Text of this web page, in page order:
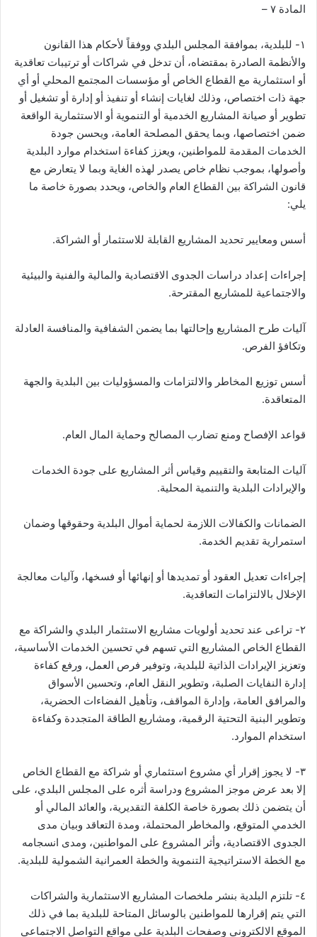
المادة ٧ –
١- للبلدية، بموافقة المجلس البلدي ووفقاً لأحكام هذا القانون
والأنظمة الصادرة بمقتضاه، أن تدخل في شراكات أو ترتيبات تعاقدية
أو استثمارية مع القطاع الخاص أو مؤسسات المجتمع المحلي أو أي
جهة ذات اختصاص، وذلك لغايات إنشاء أو تنفيذ أو إدارة أو تشغيل أو
تطوير أو صيانة المشاريع الخدمية أو التنموية أو الاستثمارية الواقعة
ضمن اختصاصها، وبما يحقق المصلحة العامة، ويحسن جودة
الخدمات المقدمة للمواطنين، ويعزز كفاءة استخدام موارد البلدية
وأصولها، بموجب نظام خاص يصدر لهذه الغاية وبما لا يتعارض مع
قانون الشراكة بين القطاع العام والخاص، ويحدد بصورة خاصة ما
يلي:
أسس ومعايير تحديد المشاريع القابلة للاستثمار أو الشراكة.
إجراءات إعداد دراسات الجدوى الاقتصادية والمالية والفنية والبيئية
والاجتماعية للمشاريع المقترحة.
آليات طرح المشاريع وإحالتها بما يضمن الشفافية والمنافسة العادلة
وتكافؤ الفرص.
أسس توزيع المخاطر والالتزامات والمسؤوليات بين البلدية والجهة
المتعاقدة.
قواعد الإفصاح ومنع تضارب المصالح وحماية المال العام.
آليات المتابعة والتقييم وقياس أثر المشاريع على جودة الخدمات
والإيرادات البلدية والتنمية المحلية.
الضمانات والكفالات اللازمة لحماية أموال البلدية وحقوقها وضمان
استمرارية تقديم الخدمة.
إجراءات تعديل العقود أو تمديدها أو إنهائها أو فسخها، وآليات معالجة
الإخلال بالالتزامات التعاقدية.
٢- تراعى عند تحديد أولويات مشاريع الاستثمار البلدي والشراكة مع
القطاع الخاص المشاريع التي تسهم في تحسين الخدمات الأساسية،
وتعزيز الإيرادات الذاتية للبلدية، وتوفير فرص العمل، ورفع كفاءة
إدارة النفايات الصلبة، وتطوير النقل العام، وتحسين الأسواق
والمرافق العامة، وإدارة المواقف، وتأهيل الفضاءات الحضرية،
وتطوير البنية التحتية الرقمية، ومشاريع الطاقة المتجددة وكفاءة
استخدام الموارد.
٣- لا يجوز إقرار أي مشروع استثماري أو شراكة مع القطاع الخاص
إلا بعد عرض موجز المشروع ودراسة أثره على المجلس البلدي، على
أن يتضمن ذلك بصورة خاصة الكلفة التقديرية، والعائد المالي أو
الخدمي المتوقع، والمخاطر المحتملة، ومدة التعاقد وبيان مدى
الجدوى الاقتصادية، وأثر المشروع على المواطنين، ومدى انسجامه
مع الخطة الاستراتيجية التنموية والخطة العمرانية الشمولية للبلدية.
٤- تلتزم البلدية بنشر ملخصات المشاريع الاستثمارية والشراكات
التي يتم إقرارها للمواطنين بالوسائل المتاحة للبلدية بما في ذلك
الموقع الالكتروني وصفحات البلدية على مواقع التواصل الاجتماعي